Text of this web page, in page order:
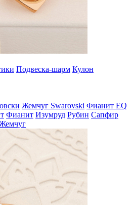
Подвеска-шарм Кулон
Жемчуг Swarovski Фианит EQ
Фианит Изумруд Рубин Сапфир